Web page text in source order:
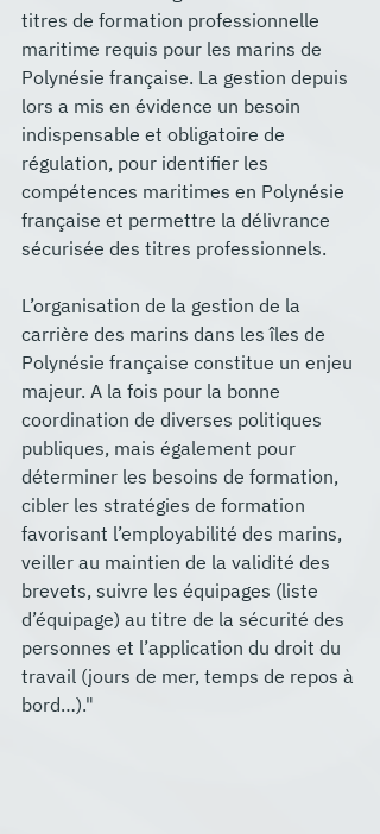
titres de formation professionnelle
maritime requis pour les marins de
Polynésie française. La gestion depuis
lors a mis en évidence un besoin
indispensable et obligatoire de
régulation, pour identifier les
compétences maritimes en Polynésie
française et permettre la délivrance
sécurisée des titres professionnels.
L’organisation de la gestion de la
carrière des marins dans les îles de
Polynésie française constitue un enjeu
majeur. A la fois pour la bonne
coordination de diverses politiques
publiques, mais également pour
déterminer les besoins de formation,
cibler les stratégies de formation
favorisant l’employabilité des marins,
veiller au maintien de la validité des
brevets, suivre les équipages (liste
d’équipage) au titre de la sécurité des
personnes et l’application du droit du
travail (jours de mer, temps de repos à
bord…)."